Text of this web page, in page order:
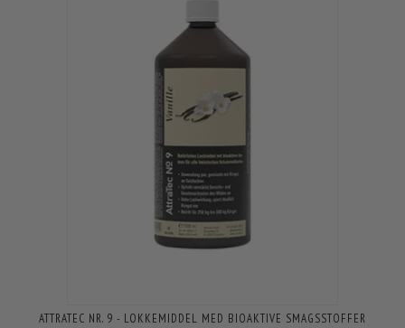
ATTRATEC NR. 9 - LOKKEMIDDEL MED BIOAKTIVE SMAGSSTOFFER